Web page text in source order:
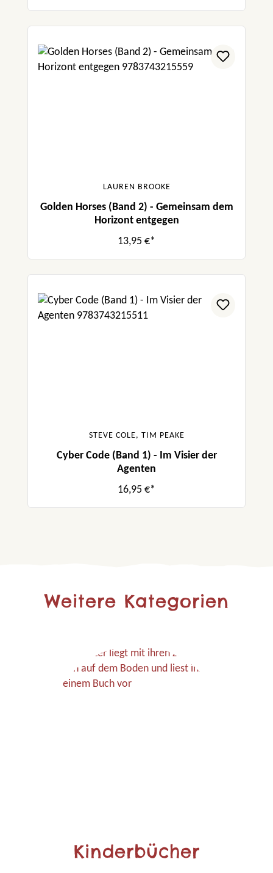
LAUREN BROOKE
Golden Horses (Band 2) - Gemeinsam dem
Horizont entgegen
13,95 €*
STEVE COLE, TIM PEAKE
Cyber Code (Band 1) - Im Visier der
Agenten
16,95 €*
Weitere Kategorien
Kinderbücher